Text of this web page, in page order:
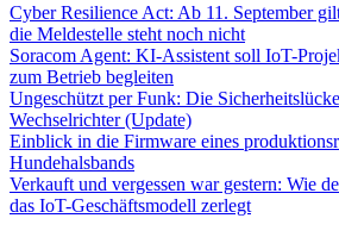
Cyber Resilience Act: Ab 11. September
die Meldestelle steht noch nicht
Soracom Agent: KI-Assistent soll IoT-
zum Betrieb begleiten
Ungeschützt per Funk: Die
Wechselrichter (Update)
Einblick in die Firmware eines
Hundehalsbands
Verkauft und vergessen war gestern: Wie
das IoT-Geschäftsmodell zerlegt